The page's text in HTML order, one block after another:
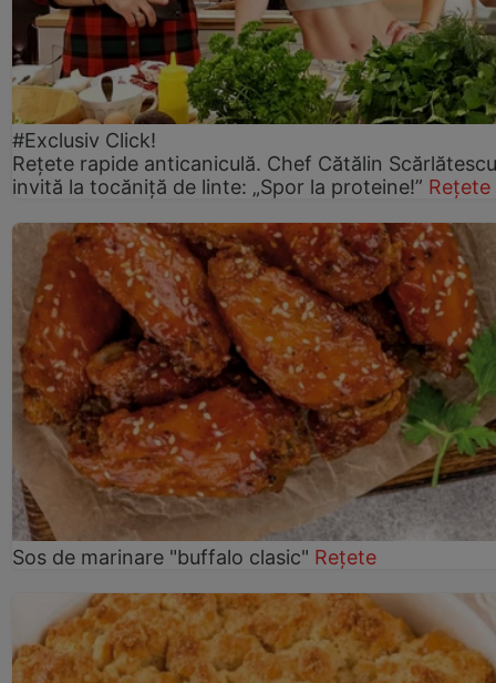
#Exclusiv Click!
Rețete rapide anticaniculă. Chef Cătălin
invită la tocăniță de linte: „Spor la proteine!” Rețete
Sos de marinare "buffalo clasic" Rețete